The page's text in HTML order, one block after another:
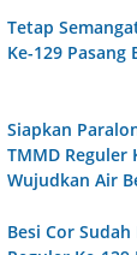
Tetap
Ke-129 Pasang
Siapkan
TMMD Reguler
Wujudkan Air
Besi Cor